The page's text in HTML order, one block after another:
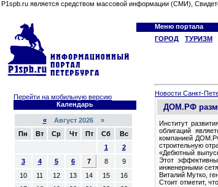
P1spb.ru является средством массовой информации (СМИ),
Меню портала
ГОРОД
ТУРИЗМ
Перейти на мобильную версию
Календарь
«Август 2026 »
Пн
Вт Ср Чт Пт Сб
Вс
1
2
3
4 5 6 7 8
9
10
11 12 13 14 15
16
Новости Санкт-
ДОМ.РФ
Институт
облигаций
компанией
строительную
«Дебютный
Этот
инженерными
Виталий Мутко,
Стоит отметит,